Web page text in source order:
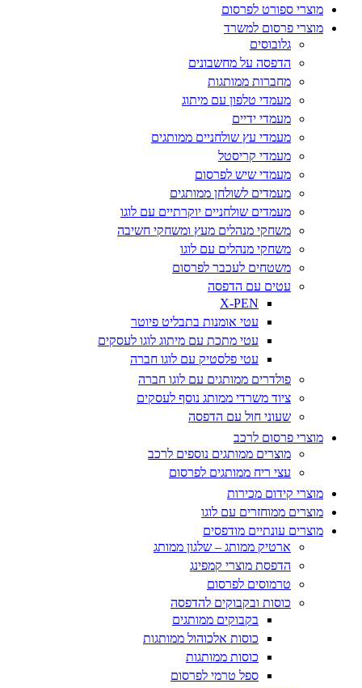
מוצרי ספורט לפרסום
מוצרי פרסום למשרד
גלובוסים
הדפסה על מחשבונים
מחברות ממותגות
מעמדי טלפון עם מיתוג
מעמדי ידיים
מעמדי עץ שולחניים ממותגים
מעמדי קריסטל
מעמדי שיש לפרסום
מעמדים לשולחן ממותגים
מעמדים שולחניים יוקרתיים עם לוגו
משחקי מנהלים מעץ ומשחקי חשיבה
משחקי מנהלים עם לוגו
משטחים לעכבר לפרסום
עטים עם הדפסה
X-PEN
עטי אומנות בתבליט פיוטר
עטי מתכת עם מיתוג לוגו לעסקים
עטי פלסטיק עם לוגו חברה
פולדרים ממותגים עם לוגו חברה
ציוד משרדי ממותג נוסף לעסקים
שעוני חול עם הדפסה
מוצרי פרסום לרכב
מוצרים ממותגים נוספים לרכב
עצי ריח ממותגים לפרסום
מוצרי קידום מכירות
מוצרים ממוחזרים עם לוגו
מוצרים עונתיים מודפסים
ארטיק ממותג – שלגון ממותג
הדפסת מוצרי קמפינג
טרמוסים לפרסום
כוסות ובקבוקים להדפסה
בקבוקים ממותגים
כוסות אלכוהול ממותגות
כוסות ממותגות
ספל טרמי לפרסום